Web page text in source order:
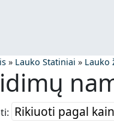
» Lauko Statiniai » Lauko